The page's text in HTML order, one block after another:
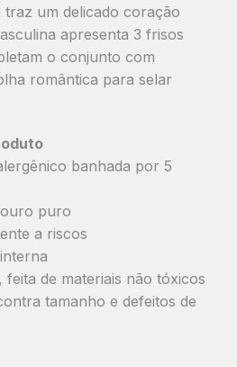
traz um delicado coração
apresenta 3 frisos
o conjunto com
romântica para selar
banhada por 5
puro
a riscos
de materiais não tóxicos
tamanho e defeitos de